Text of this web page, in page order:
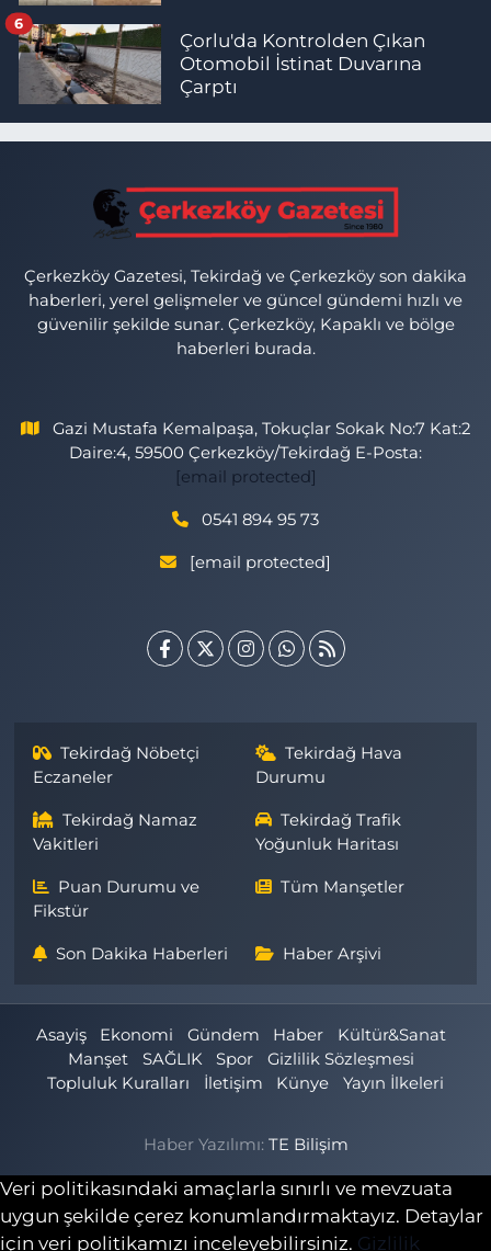
Çorlu'da Kontrolden Çıkan
Otomobil İstinat Duvarına
Çarptı
6
Çerkezköy Gazetesi, Tekirdağ ve Çerkezköy son dakika
haberleri, yerel gelişmeler ve güncel gündemi hızlı ve
güvenilir şekilde sunar. Çerkezköy, Kapaklı ve bölge
haberleri burada.
Gazi Mustafa Kemalpaşa, Tokuçlar Sokak No:7 Kat:2
Daire:4, 59500 Çerkezköy/Tekirdağ E-Posta:
[email protected]
0541 894 95 73
[email protected]
Tekirdağ Nöbetçi
Eczaneler
Tekirdağ Hava
Durumu
Tekirdağ Namaz
Vakitleri
Tekirdağ Trafik
Yoğunluk Haritası
Puan Durumu ve
Fikstür
Tüm Manşetler
Son Dakika Haberleri Haber Arşivi
Asayiş Ekonomi Gündem Haber
Kültür&Sanat
Manşet
SAĞLIK Spor
Gizlilik Sözleşmesi
Topluluk Kuralları
İletişim Künye Yayın İlkeleri
Haber Yazılımı: TE Bilişim
Veri politikasındaki amaçlarla sınırlı ve mevzuata
uygun şekilde çerez konumlandırmaktayız. Detaylar
için veri politikamızı inceleyebilirsiniz. Gizlilik